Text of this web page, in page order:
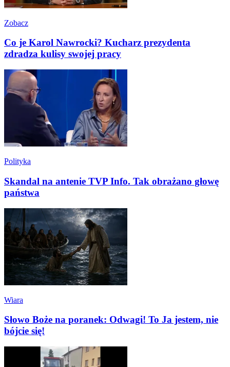
Zobacz
Co je Karol Nawrocki? Kucharz prezydenta
zdradza kulisy swojej pracy
Polityka
Skandal na antenie TVP Info. Tak obrażano głowę
państwa
Wiara
Słowo Boże na poranek: Odwagi! To Ja jestem, nie
bójcie się!